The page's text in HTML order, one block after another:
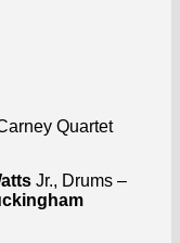
Quartet
Jr., Drums –